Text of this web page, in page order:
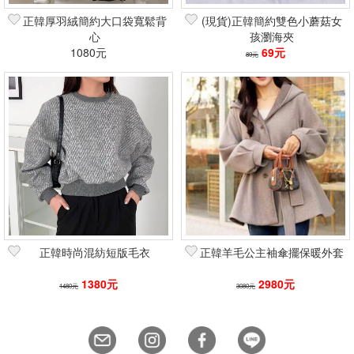
正韓厚羽絨簡約大口袋寬鬆背
心
1080元
(現貨)正韓簡約雙色小蘑菇女
孩瀏海夾
89元 69元
正韓時尚混紡短版毛衣
1480元 1380元
正韓羊毛公主袖傘擺保暖外套
3080元 2980元